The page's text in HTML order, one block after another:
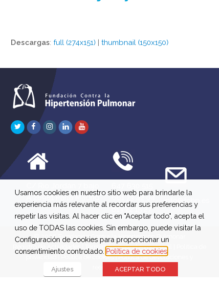
Descargas:full (274x151) |thumbnail (150x150)
TwitterFacebook
Instagram
LinkedInYoutube
A 28981 Parla Madrid
661 73 42 04
613 22 15 27
info@fchp.es
© 2026 Fundación Contra la Hipertensión Pulmonar
Términos legales|Aviso Legal
Política de cookies|Política de devoluciones y
reembolsos
Usamos cookies en nuestro sitio web para brindarle la
experiencia más relevante al recordar sus preferencias y
repetir las visitas. Al hacer clic en "Aceptar todo", acepta el
uso de TODAS las cookies. Sin embargo, puede visitar la
Configuración de cookies para proporcionar un
consentimiento controlado. Política de cookies
Ajustes ACEPTAR TODO